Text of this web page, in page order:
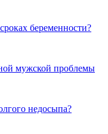
беременности?
мужской проблемы
недосыпа?